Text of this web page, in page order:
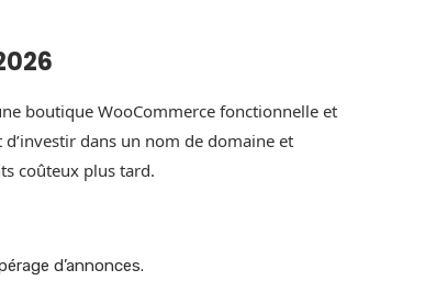
boutique WooCommerce fonctionnelle et
dans un nom de domaine et
coûteux plus tard.
d’annonces.